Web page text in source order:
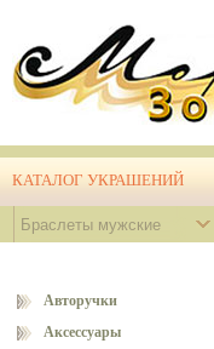
КАТАЛОГ УКРАШЕНИЙ
Браслеты мужские
Авторучки
Аксессуары